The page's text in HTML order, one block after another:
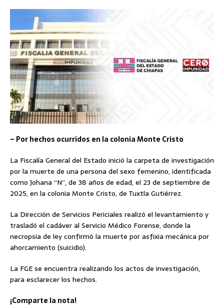
– Por hechos ocurridos en la colonia Monte Cristo
La Fiscalía General del Estado inició la carpeta de investigación
por la muerte de una persona del sexo femenino, identificada
como Johana “N”, de 38 años de edad, el 23 de septiembre de
2025, en la colonia Monte Cristo, de Tuxtla Gutiérrez.
La Dirección de Servicios Periciales realizó el levantamiento y
trasladó el cadáver al Servicio Médico Forense, donde la
necropsia de ley confirmó la muerte por asfixia mecánica por
ahorcamiento (suicidio).
La FGE se encuentra realizando los actos de investigación,
para esclarecer los hechos.
¡Comparte la nota!